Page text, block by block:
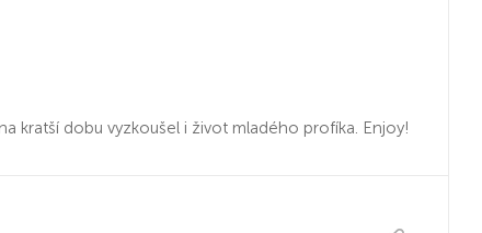
kratší dobu vyzkoušel i život mladého profíka. Enjoy!